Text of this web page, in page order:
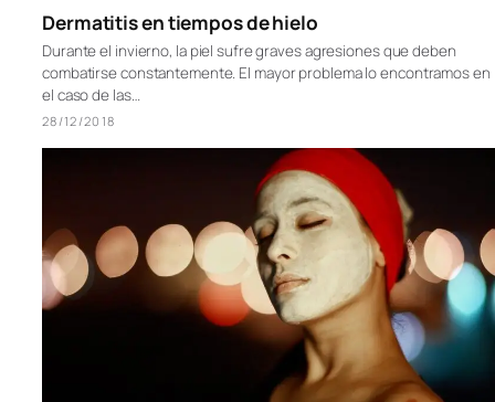
Dermatitis en tiempos de hielo
Durante el invierno, la piel sufre graves agresiones que deben
combatirse constantemente. El mayor problema lo encontramos en
el caso de las…
28/12/2018